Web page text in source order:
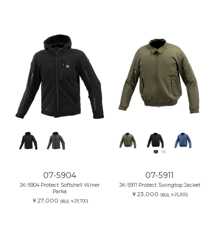
07-5904
JK-5904 Protect Softshell Winer
Parka
￥27,000 (税込:￥29,700)
07-5911
JK-5911 Protect Swingtop Jacket
￥23,000 (税込:￥25,300)